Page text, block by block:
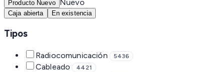
Producto Nuevo Nuevo
Caja abierta En existencia
Tipos
Radiocomunicación 5436
Cableado 4421